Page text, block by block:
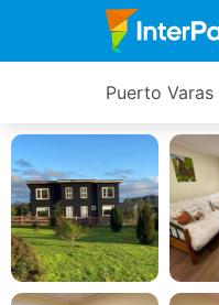
Puerto Varas